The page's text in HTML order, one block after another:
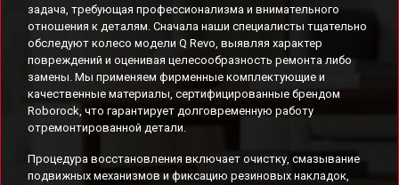
задача, требующая профессионализма и внимательного
отношения к деталям. Сначала наши специалисты тщательно
обследуют колесо модели Q Revo, выявляя характер
повреждений и оценивая целесообразность ремонта либо
замены. Мы применяем фирменные комплектующие и
качественные материалы, сертифицированные брендом
Roborock, что гарантирует долговременную работу
отремонтированной детали.
Процедура восстановления включает очистку, смазывание
подвижных механизмов и фиксацию резиновых накладок,